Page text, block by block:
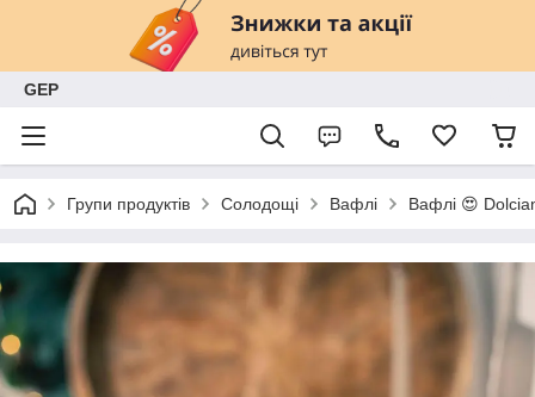
GEP
Групи продуктів Солодощі Вафлі Вафлі 😍